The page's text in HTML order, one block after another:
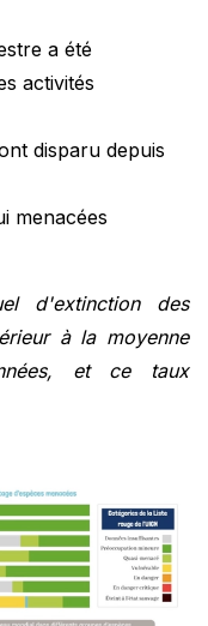
a été
activités
disparu depuis
menacées
d'extinction des
à la moyenne
et ce taux